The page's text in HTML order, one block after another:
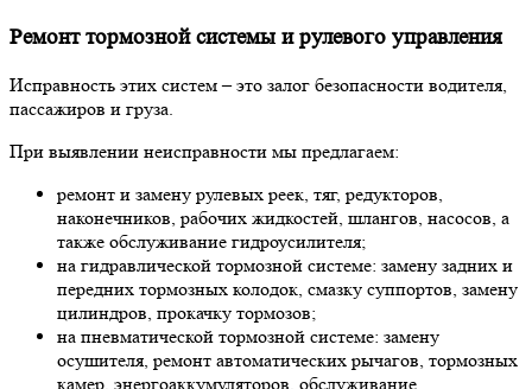
Ремонт тормозной системы и рулевого управления
Исправность этих систем – это залог безопасности водителя,
пассажиров и груза.
При выявлении неисправности мы предлагаем:
ремонт и замену рулевых реек, тяг, редукторов,
наконечников, рабочих жидкостей, шлангов, насосов, а
также обслуживание гидроусилителя;
на гидравлической тормозной системе: замену задних и
передних тормозных колодок, смазку суппортов, замену
цилиндров, прокачку тормозов;
на пневматической тормозной системе: замену
осушителя, ремонт автоматических рычагов, тормозных
камер, энергоаккумуляторов, обслуживание